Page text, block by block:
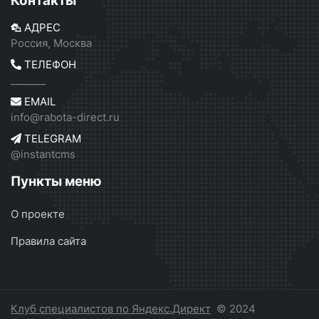
АДРЕС
Россия, Москва
ТЕЛЕФОН
EMAIL
info@rabota-direct.ru
TELEGRAM
@instantcms
Пункты меню
О проекте
Правила сайта
Клуб специалистов по Яндекс.Директ © 2024